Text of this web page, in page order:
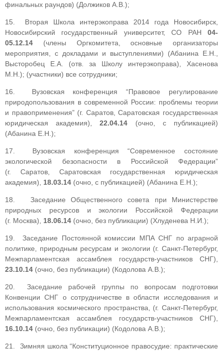
финальных раундов) (Должиков А.В.);
15. Вторая Школа интерэкоправа 2014 года Новосибирск,
Новосибирский государственный университет, СО РАН 04-
05.12.14 (члены Оргкомитета, основные организаторы
мероприятия, с докладами и выступлениями) (Абанина Е.Н.,
Высторобец Е.А. (отв. за Школу интерэкоправа), Хасенова
М.Н.); (участники) все сотрудники;
16. Вузовская конференция “Правовое регулирование
природопользования в современной России: проблемы теории
и правоприменения” (г. Саратов, Саратовская государственная
юридическая академия),22.04.14 (очно, с публикацией)
(Абанина Е.Н.);
17. Вузовская конференция “Современное состояние
экологической безопасности в Российской Федерации”
(г. Саратов, Саратовская государственная юридическая
академия), 18.03.14 (очно, с публикацией) (Абанина Е.Н.);
18. Заседание Общественного совета при Министерстве
природных ресурсов и экологии Российской Федерации
(г. Москва), 18.06.14 (очно, без публикации) (Хлуденева Н.И.);
19. Заседание Постоянной комиссии МПА СНГ по аграрной
политике, природным ресурсам и экологии (г. Санкт-Петербург,
Межпарламентская ассамблея государств-участников СНГ),
23.10.14 (очно, без публикации) (Кодолова А.В.);
20. Заседание рабочей группы по вопросам подготовки
Конвенции СНГ о сотрудничестве в области исследования и
использования космического пространства, (г. Санкт-Петербург,
Межпарламентская ассамблея государств-участников СНГ),
16.10.14 (очно, без публикации) (Кодолова А.В.);
21. Зимняя школа “Конституционное правосудие: практические